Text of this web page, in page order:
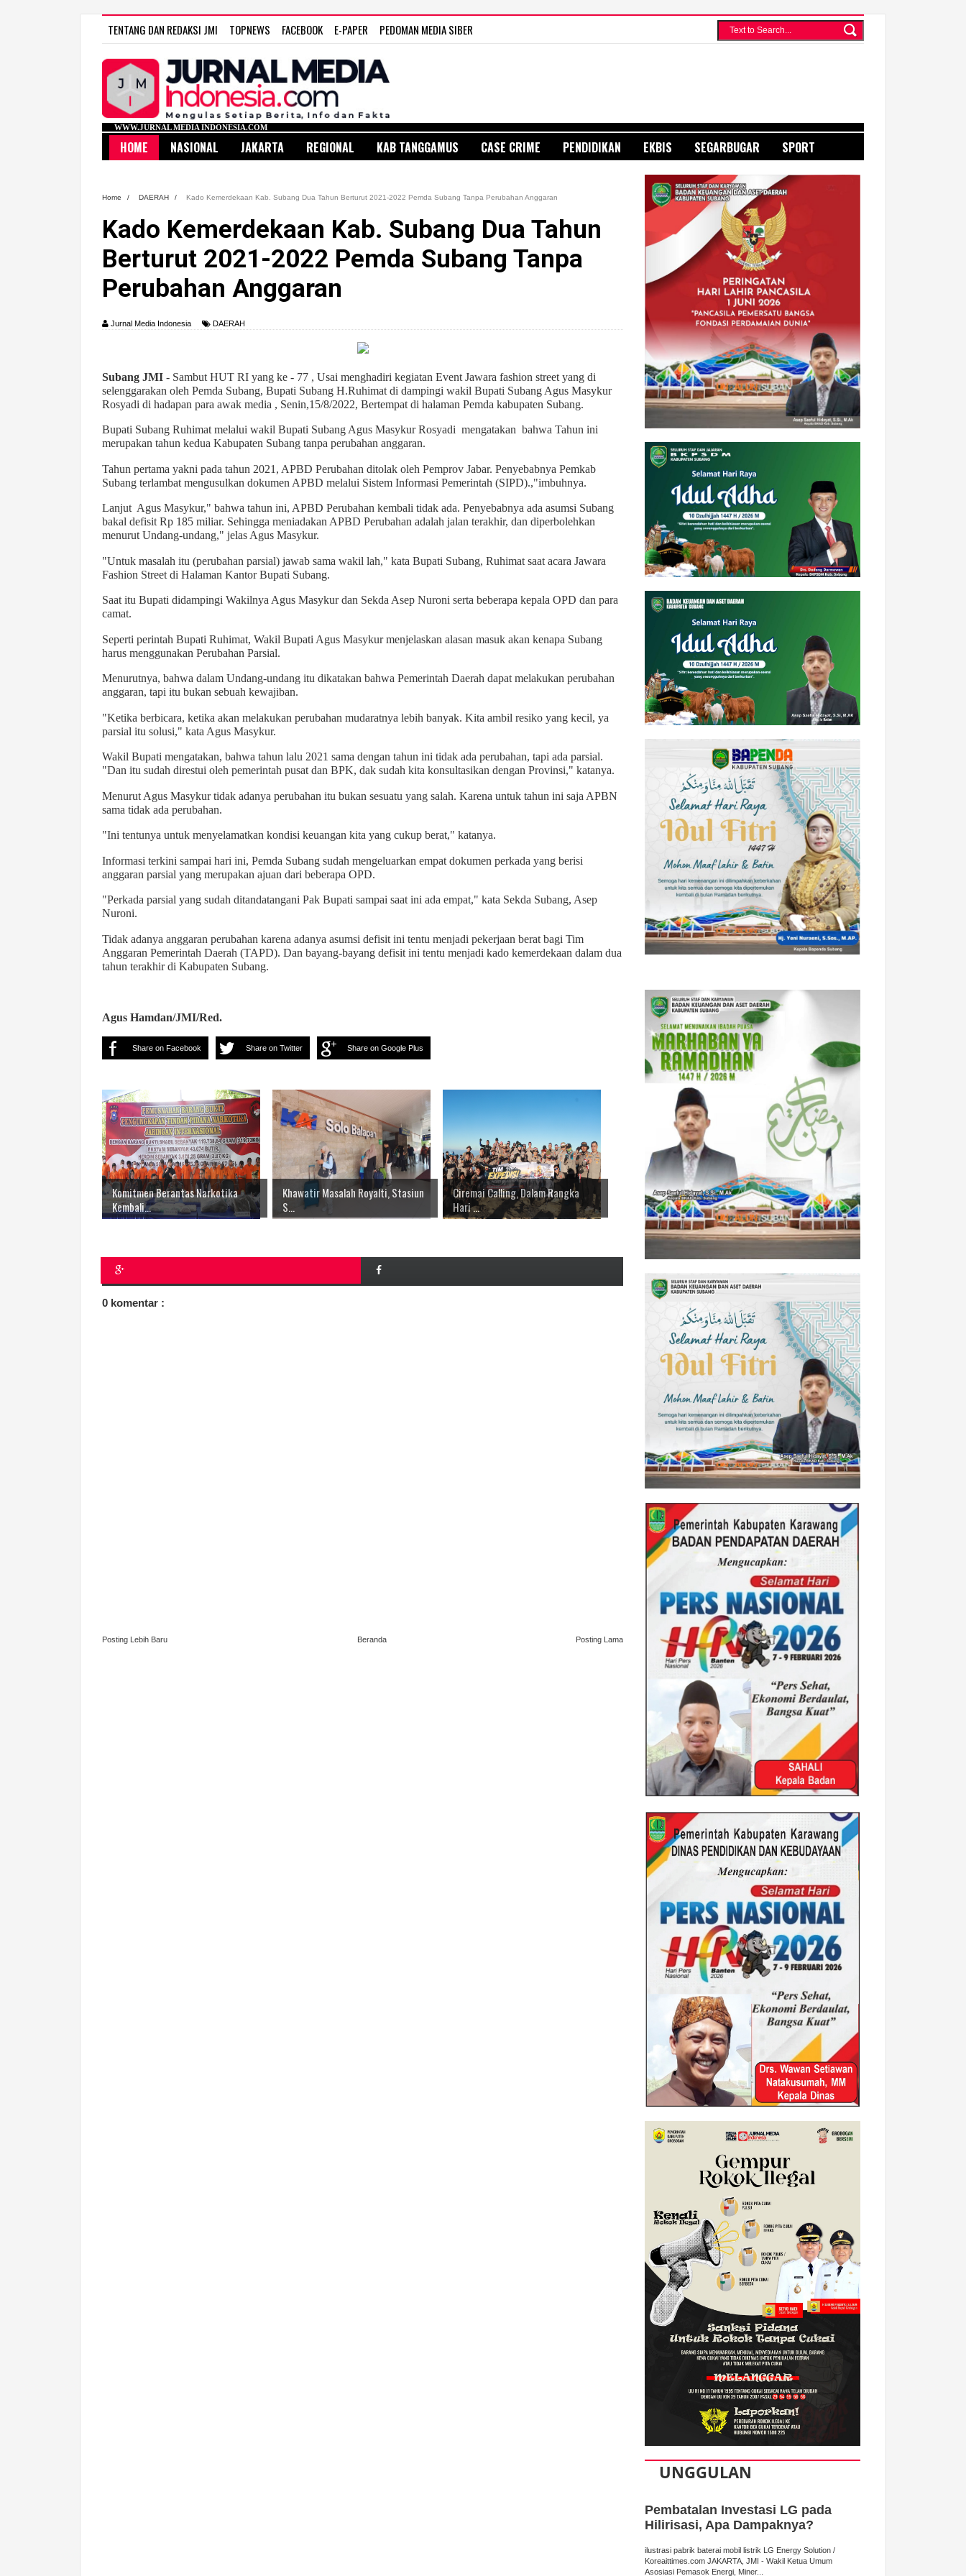
TENTANG DAN REDAKSI JMI TOPNEWS FACEBOOK E-PAPER PEDOMAN MEDIA SIBER
WWW.JURNAL MEDIA INDONESIA.COM
HOME NASIONAL JAKARTA REGIONAL KAB TANGGAMUS CASE CRIME PENDIDIKAN EKBIS SEGARBUGAR SPORT
Home / DAERAH / Kado Kemerdekaan Kab. Subang Dua Tahun Berturut 2021-2022 Pemda Subang Tanpa Perubahan Anggaran
Kado Kemerdekaan Kab. Subang Dua Tahun
Berturut 2021-2022 Pemda Subang Tanpa
Perubahan Anggaran
Jurnal Media Indonesia DAERAH
Subang JMI - Sambut HUT RI yang ke - 77 , Usai menghadiri kegiatan Event Jawara fashion street yang di
selenggarakan oleh Pemda Subang, Bupati Subang H.Ruhimat di dampingi wakil Bupati Subang Agus Masykur
Rosyadi di hadapan para awak media , Senin,15/8/2022, Bertempat di halaman Pemda kabupaten Subang.
Bupati Subang Ruhimat melalui wakil Bupati Subang Agus Masykur Rosyadi mengatakan bahwa Tahun ini
merupakan tahun kedua Kabupaten Subang tanpa perubahan anggaran.
Tahun pertama yakni pada tahun 2021, APBD Perubahan ditolak oleh Pemprov Jabar. Penyebabnya Pemkab
Subang terlambat mengusulkan dokumen APBD melalui Sistem Informasi Pemerintah (SIPD).,"imbuhnya.
Lanjut Agus Masykur," bahwa tahun ini, APBD Perubahan kembali tidak ada. Penyebabnya ada asumsi Subang
bakal defisit Rp 185 miliar. Sehingga meniadakan APBD Perubahan adalah jalan terakhir, dan diperbolehkan
menurut Undang-undang," jelas Agus Masykur.
"Untuk masalah itu (perubahan parsial) jawab sama wakil lah," kata Bupati Subang, Ruhimat saat acara Jawara
Fashion Street di Halaman Kantor Bupati Subang.
Saat itu Bupati didampingi Wakilnya Agus Masykur dan Sekda Asep Nuroni serta beberapa kepala OPD dan para
camat.
Seperti perintah Bupati Ruhimat, Wakil Bupati Agus Masykur menjelaskan alasan masuk akan kenapa Subang
harus menggunakan Perubahan Parsial.
Menurutnya, bahwa dalam Undang-undang itu dikatakan bahwa Pemerintah Daerah dapat melakukan perubahan
anggaran, tapi itu bukan sebuah kewajiban.
"Ketika berbicara, ketika akan melakukan perubahan mudaratnya lebih banyak. Kita ambil resiko yang kecil, ya
parsial itu solusi," kata Agus Masykur.
Wakil Bupati mengatakan, bahwa tahun lalu 2021 sama dengan tahun ini tidak ada perubahan, tapi ada parsial.
"Dan itu sudah direstui oleh pemerintah pusat dan BPK, dak sudah kita konsultasikan dengan Provinsi," katanya.
Menurut Agus Masykur tidak adanya perubahan itu bukan sesuatu yang salah. Karena untuk tahun ini saja APBN
sama tidak ada perubahan.
"Ini tentunya untuk menyelamatkan kondisi keuangan kita yang cukup berat," katanya.
Informasi terkini sampai hari ini, Pemda Subang sudah mengeluarkan empat dokumen perkada yang berisi
anggaran parsial yang merupakan ajuan dari beberapa OPD.
"Perkada parsial yang sudah ditandatangani Pak Bupati sampai saat ini ada empat," kata Sekda Subang, Asep
Nuroni.
Tidak adanya anggaran perubahan karena adanya asumsi defisit ini tentu menjadi pekerjaan berat bagi Tim
Anggaran Pemerintah Daerah (TAPD). Dan bayang-bayang defisit ini tentu menjadi kado kemerdekaan dalam dua
tahun terakhir di Kabupaten Subang.
Agus Hamdan/JMI/Red.
Share on Facebook Share on Twitter Share on Google Plus
Komitmen Berantas Narkotika
Kembali...
Khawatir Masalah Royalti, Stasiun
S...
Ciremai Calling, Dalam Rangka
Hari ...
0 komentar :
Posting Lebih Baru Posting Lama
Beranda
UNGGULAN
Pembatalan Investasi LG pada
Hilirisasi, Apa Dampaknya?
ilustrasi pabrik baterai mobil listrik LG Energy Solution /
Koreaittimes.com JAKARTA, JMI - Wakil Ketua Umum
Asosiasi Pemasok Energi, Miner...